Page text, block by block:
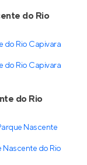
do Rio
do Rio Capivara
do Rio Capivara
do Rio
Nascente
Nascente do Rio